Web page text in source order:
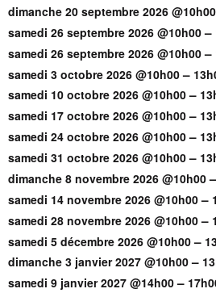
dimanche 20 septembre 2026 @10h00
samedi 26 septembre 2026 @10h00–
samedi 26 septembre 2026 @10h00–
samedi 3 octobre 2026 @10h00–
samedi 10 octobre 2026 @10h00–
samedi 17 octobre 2026 @10h00–
samedi 24 octobre 2026 @10h00–
samedi 31 octobre 2026 @10h00–
dimanche 8 novembre 2026 @10h00–
samedi 14 novembre 2026 @10h00–
samedi 28 novembre 2026 @10h00–
samedi 5 décembre 2026 @10h00–
dimanche 3 janvier 2027 @10h00–
samedi 9 janvier 2027 @14h00–